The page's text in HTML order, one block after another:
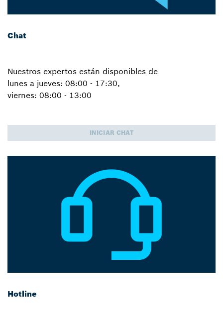
Chat
Nuestros expertos están disponibles de
lunes a jueves: 08:00 - 17:30,
viernes: 08:00 - 13:00
INICIAR CHAT
Hotline